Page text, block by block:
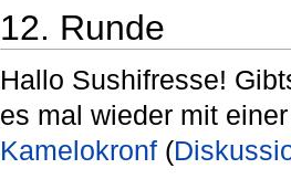
12. Runde
Hallo Sushifresse!
es mal wieder mit
Kamelokronf (